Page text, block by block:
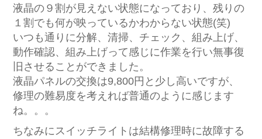
液晶の９割が見えない状態になっており、残りの
１割でも何が映っているかわからない状態(笑)
いつも通りに分解、清掃、チェック、組み上げ、
動作確認、組み上げって感じに作業を行い無事復
旧させることができました。
液晶パネルの交換は9,800円と少し高いですが、
修理の難易度を考えれば普通のように感じます
ね。。。
ちなみにスイッチライトは結構修理時に故障する